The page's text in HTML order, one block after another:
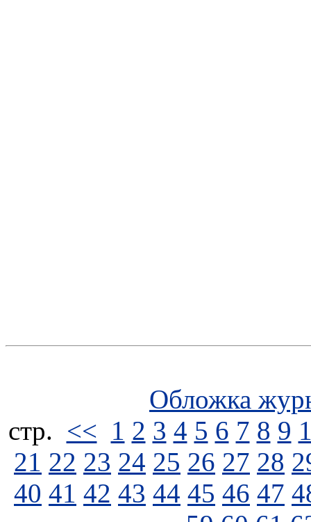
Обложка
стp. << 1 2 3 4 5 6 7 8 9
21 22 23 24 25 26 27 28
40 41 42 43 44 45 46 47